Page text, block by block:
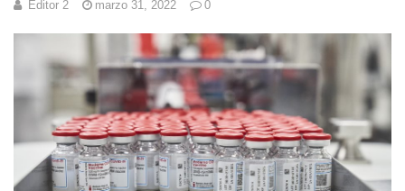
Editor 2 marzo 31, 2022 0